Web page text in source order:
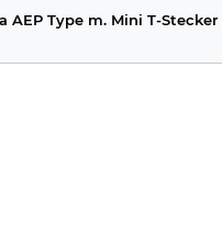
AEP Type m. Mini T-